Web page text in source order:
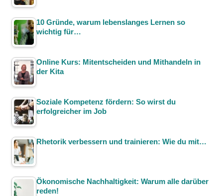
10 Gründe, warum lebenslanges Lernen so
wichtig für…
Online Kurs: Mitentscheiden und Mithandeln in
der Kita
Soziale Kompetenz fördern: So wirst du
erfolgreicher im Job
Rhetorik verbessern und trainieren: Wie du mit…
Ökonomische Nachhaltigkeit: Warum alle darüber
reden!